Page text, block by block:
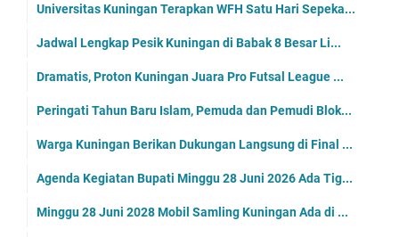
Universitas Kuningan Terapkan WFH Satu Hari Sepeka...
Jadwal Lengkap Pesik Kuningan di Babak 8 Besar Li...
Dramatis, Proton Kuningan Juara Pro Futsal League ...
Peringati Tahun Baru Islam, Pemuda dan Pemudi Blok...
Warga Kuningan Berikan Dukungan Langsung di Final ...
Agenda Kegiatan Bupati Minggu 28 Juni 2026 Ada Tig...
Minggu 28 Juni 2028 Mobil Samling Kuningan Ada di ...